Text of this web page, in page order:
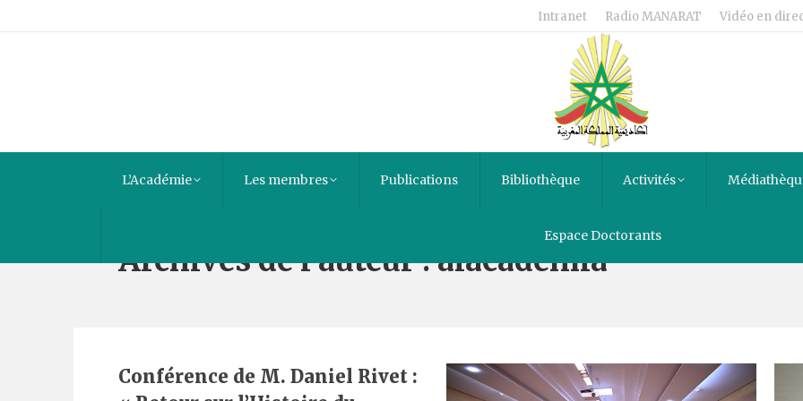
Intranet Radio MANARAT Vidéo en
L’Académie Les membres Publications Bibliothèque Activités
Espace Doctorants
Archives de l’auteur :alacademia
Conférence de M. Daniel Rivet :